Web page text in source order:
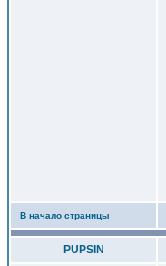
В начало страницы
PUPSIN